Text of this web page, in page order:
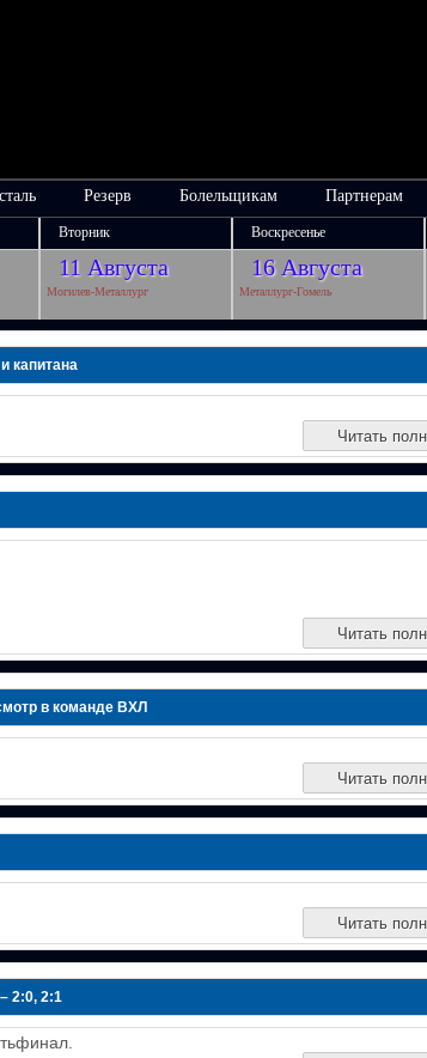
Резерв Болельщикам Партнерам
Вторник Воскресенье
11 Августа 16 Августа
Могилев-Металлург Металлург-Гомель
капитана
Читать
Читать
в команде ВХЛ
Читать
Читать
2:0, 2:1